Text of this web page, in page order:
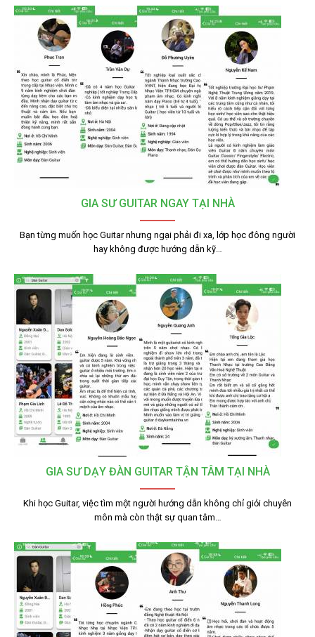
GIA SƯ GUITAR NGAY TẠI NHÀ
Bạn từng muốn học Guitar nhưng ngại phải đi xa, lớp học đông người
hay không được hướng dẫn kỹ…
GIA SƯ DẠY ĐÀN GUITAR TẬN TÂM TẠI NHÀ
Khi học Guitar, việc tìm một người hướng dẫn không chỉ giỏi chuyên
môn mà còn thật sự quan tâm…